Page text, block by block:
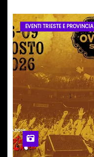
EVENTI TRIESTE E PROVINCIA